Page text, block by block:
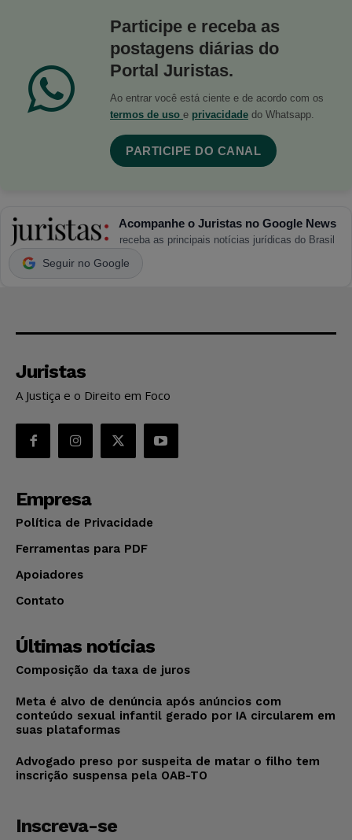
Participe e receba as
postagens diárias do
Portal Juristas.
Ao entrar você está ciente e de acordo com os
termos de uso e privacidade do Whatsapp.
PARTICIPE DO CANAL
Acompanhe o Juristas no Google News
receba as principais notícias jurídicas do Brasil
Seguir no Google
Juristas
A Justiça e o Direito em Foco
Empresa
Política de Privacidade
Ferramentas para PDF
Apoiadores
Contato
Últimas notícias
Composição da taxa de juros
Meta é alvo de denúncia após anúncios com
conteúdo sexual infantil gerado por IA circularem em
suas plataformas
Advogado preso por suspeita de matar o filho tem
inscrição suspensa pela OAB-TO
Inscreva-se